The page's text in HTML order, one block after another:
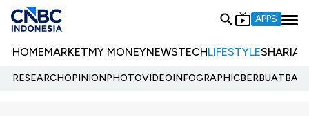
APPS
HOMEMARKETMY MONEYNEWSTECHLIFESTYLESHARIA
RESEARCHOPINIONPHOTOVIDEOINFOGRAPHIC